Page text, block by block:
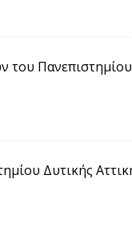
Πανεπιστημίου
Δυτικής